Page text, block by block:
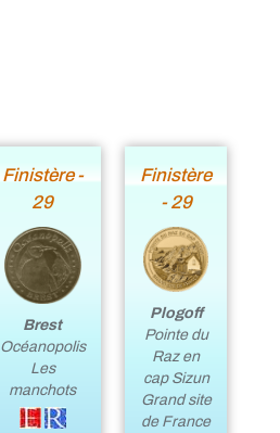
Finistère -
29
Brest
Océanopolis
Les
manchots
Finistère
- 29
Plogoff
Pointe du
Raz en
cap Sizun
Grand site
de France